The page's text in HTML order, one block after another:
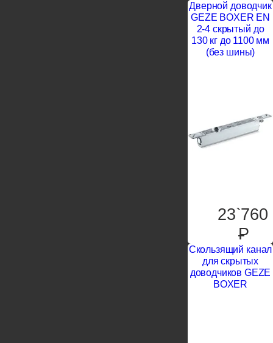
Дверной доводчик
GEZE BOXER EN
2-4 скрытый до
130 кг до 1100 мм
(без шины)
23`760
P
Скользящий канал
для скрытых
доводчиков GEZE
BOXER